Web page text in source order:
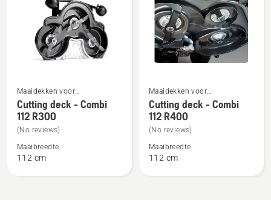
103 RC300
Bekijk
meer
details
over
Cutting
deck
Maaidekken voor
frontzitmaaiers voor
thuisgebruik
Cutting deck - Combi
112 R300
(No reviews)
Maaibreedte
112 cm
Bekijk
meer
details
over
Cutting
deck
Maaidekken voor
frontzitmaaiers voor
thuisgebruik
Cutting deck - Combi
112 R400
(No reviews)
Maaibreedte
112 cm